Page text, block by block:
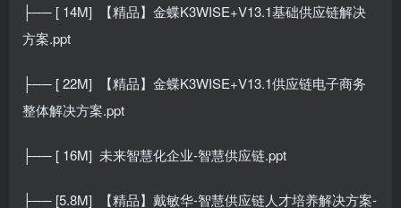
├── [ 14M]
【精品】金蝶K3WISE+V13.1基础供应链解决
方案.ppt
├── [ 22M]
【精品】金蝶K3WISE+V13.1供应链电子商务
整体解决方案.ppt
├── [ 16M] 未来智慧化企业-智慧供应链.ppt
├── [5.8M]
【精品】戴敏华-智慧供应链人才培养解决方案-